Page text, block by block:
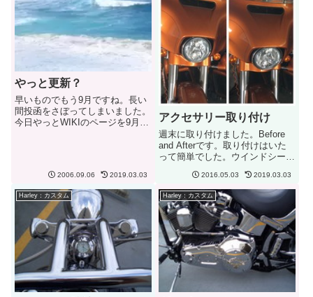
やっと更新？
早いものでもう9月ですね。長い
間投函をさぼってしまいました。
今日やっとWIKIのページを9月に
ーはこの...2006.09.06 2019.03.03
アクセサリー取り付け
週末に取り付けました。Before
and Afterです。取り付けはいた
って簡単でした。ウインドシール
まったイメージになりますね。ヘ
ッドボルトブリッジはやっぱりい
いですね。お気に入りです。シフ
トペグもいいです...
2016.05.03 2019.03.03
Harley：カスタム Harley：カスタム